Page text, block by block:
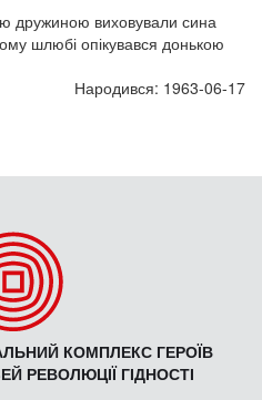
дружиною виховували сина
шлюбі опікувався донькою
Народився: 1963-06-17
КОМПЛЕКС ГЕРОЇВ
РЕВОЛЮЦІЇ ГІДНОСТІ